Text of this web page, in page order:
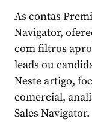
As contas
Navigator,
com filtros
leads ou
Neste artigo,
comercial,
Sales Navigator.